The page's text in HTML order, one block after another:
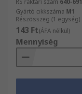
RS raktári szám 640-691
Gyártó cikkszáma M1
Részösszeg (1 egység)
143 Ft(ÁFA nélkül)
Mennyiség